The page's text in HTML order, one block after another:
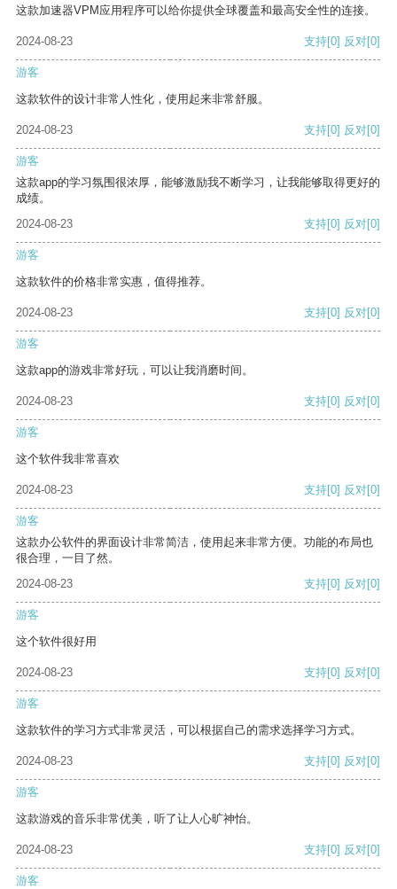
这款加速器VPM应用程序可以给你提供全球覆盖和最高安全性的连接。
2024-08-23 支持[0] 反对[0]
游客
这款软件的设计非常人性化，使用起来非常舒服。
2024-08-23 支持[0] 反对[0]
游客
这款app的学习氛围很浓厚，能够激励我不断学习，让我能够取得更好的
成绩。
2024-08-23
支持[0] 反对[0]
游客
这款软件的价格非常实惠，值得推荐。
2024-08-23 支持[0] 反对[0]
游客
这款app的游戏非常好玩，可以让我消磨时间。
2024-08-23 支持[0] 反对[0]
游客
这个软件我非常喜欢
2024-08-23 支持[0] 反对[0]
游客
这款办公软件的界面设计非常简洁，使用起来非常方便。功能的布局也
很合理，一目了然。
2024-08-23
支持[0] 反对[0]
游客
这个软件很好用
2024-08-23 支持[0] 反对[0]
游客
这款软件的学习方式非常灵活，可以根据自己的需求选择学习方式。
2024-08-23 支持[0] 反对[0]
游客
这款游戏的音乐非常优美，听了让人心旷神怡。
2024-08-23 支持[0] 反对[0]
游客